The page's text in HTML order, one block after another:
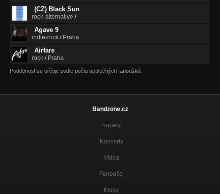
(CZ) Black Sun
rock-alternative /
Agave 9
indie-rock / Praha
Airfare
rock / Praha
Podobnost se určuje podle počtu společných fanoušků.
Bandzone.cz
Kapely
Koncerty
Videa
Fanoušci
Kluby